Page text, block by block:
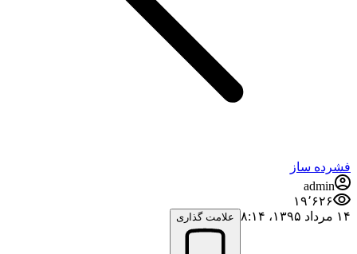
فشرده ساز
admin
۱۹٬۶۲۶
۱۴ مرداد ۱۳۹۵،‏ ۸:۱۴
علامت گذاری